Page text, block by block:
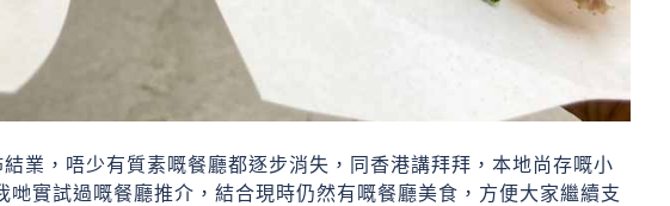
業，唔少有質素嘅餐廳都逐步消失，同香港講拜拜，本地尚存嘅小
實試過嘅餐廳推介，結合現時仍然有嘅餐廳美食，方便大家繼續支